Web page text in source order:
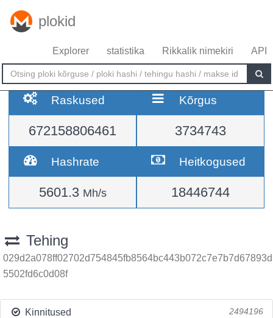
plokid
Explorer statistika Rikkalik nimekiri API
Raskused
672158806461
Kõrgus
3734743
Hashrate
5601.3 Mh/s
Heitkogused
18446744
Tehing
029d2a078ff02702d754845fb8564bc443b072c7e7b7d67893d
5502fd6c0d08f
Kinnitused 2494196